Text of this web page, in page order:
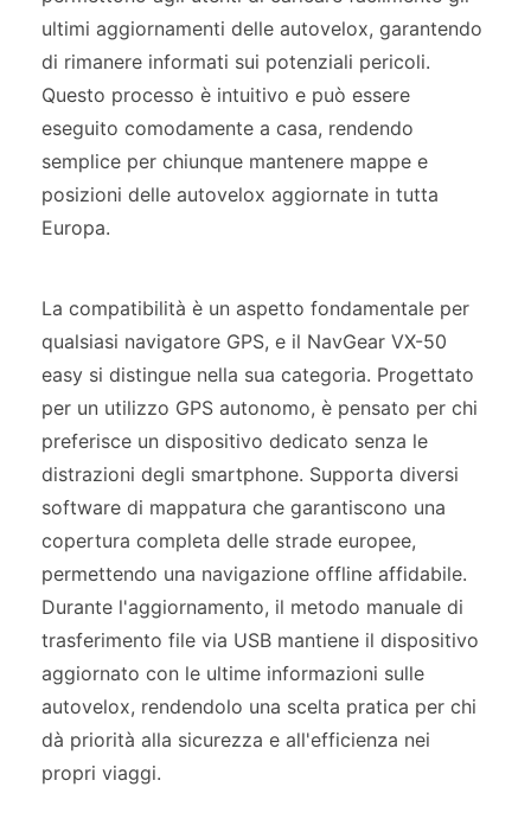
ultimi aggiornamenti delle autovelox, garantendo
di rimanere informati sui potenziali pericoli.
Questo processo è intuitivo e può essere
eseguito comodamente a casa, rendendo
semplice per chiunque mantenere mappe e
posizioni delle autovelox aggiornate in tutta
Europa.
La compatibilità è un aspetto fondamentale per
qualsiasi navigatore GPS, e il NavGear VX-50
easy si distingue nella sua categoria. Progettato
per un utilizzo GPS autonomo, è pensato per chi
preferisce un dispositivo dedicato senza le
distrazioni degli smartphone. Supporta diversi
software di mappatura che garantiscono una
copertura completa delle strade europee,
permettendo una navigazione offline affidabile.
Durante l'aggiornamento, il metodo manuale di
trasferimento file via USB mantiene il dispositivo
aggiornato con le ultime informazioni sulle
autovelox, rendendolo una scelta pratica per chi
dà priorità alla sicurezza e all'efficienza nei
propri viaggi.